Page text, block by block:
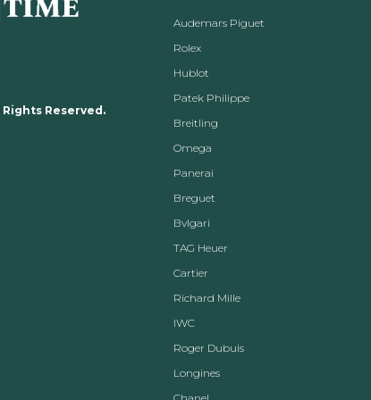
Rights Reserved.
Audemars Piguet
Rolex
Hublot
Patek Philippe
Breitling
Omega
Panerai
Breguet
Вvlgari
TAG Heuer
Cartier
Richard Mille
IWC
Roger Dubuis
Longines